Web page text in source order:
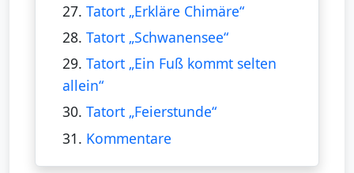
27. Tatort „Erkläre Chimäre“
28. Tatort „Schwanensee“
29. Tatort „Ein Fuß kommt selten
allein“
30. Tatort „Feierstunde“
31. Kommentare